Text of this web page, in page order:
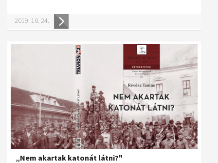
2019. 10. 24.
„Nem akartak katonát látni?"